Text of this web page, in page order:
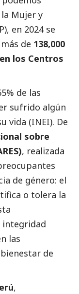
Mujer y
en 2024 se
de 138,000
los Centros
de las
sufrido algún
vida (INEI). De
sobre
, realizada
de género: el
o tolera la
integridad
las
de
,